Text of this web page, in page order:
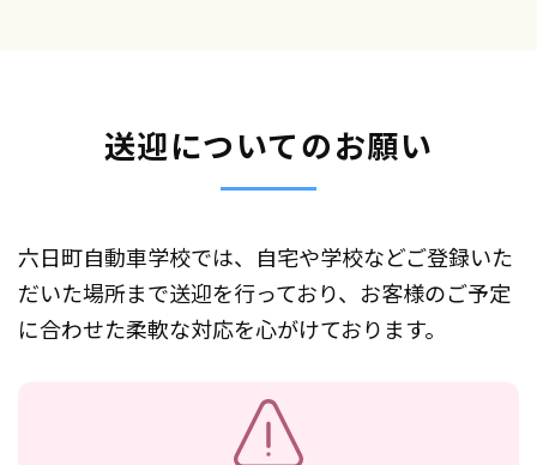
送迎についてのお願い
六日町自動車学校では、自宅や学校などご登録いた
だいた場所まで送迎を行っており、お客様のご予定
に合わせた柔軟な対応を心がけております。